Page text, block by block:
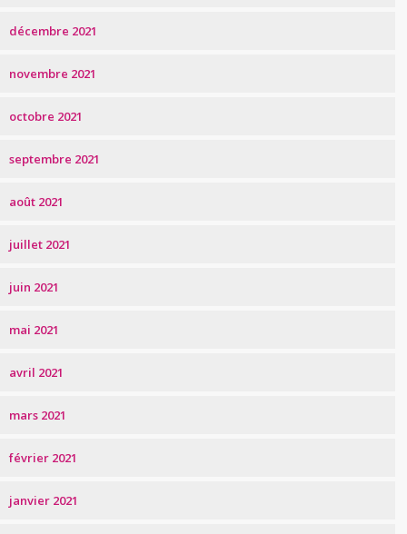
décembre 2021
novembre 2021
octobre 2021
septembre 2021
août 2021
juillet 2021
juin 2021
mai 2021
avril 2021
mars 2021
février 2021
janvier 2021